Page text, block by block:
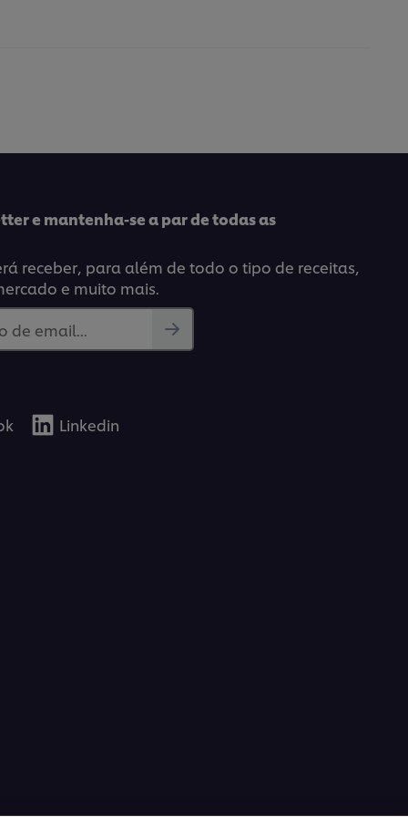
e mantenha-se a par de todas as
receber, para além de todo o tipo de receitas,
e muito mais.
de email...
Linkedin